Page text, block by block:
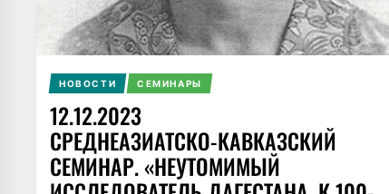
НОВОСТИ СЕМИНАРЫ
12.12.2023
СРЕДНЕАЗИАТСКО-КАВКАЗСКИЙ
СЕМИНАР. «НЕУТОМИМЫЙ